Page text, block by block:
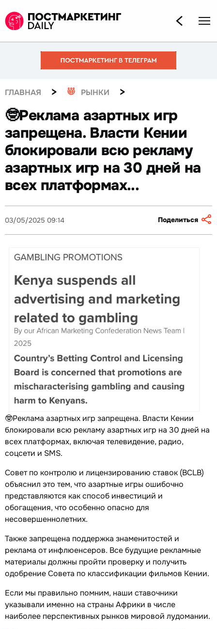
ГЛАВНАЯ > РЫНКИ >
🤓Реклама азартных игр
запрещена. Власти Кении
блокировали всю рекламу
азартных игр на 30 дней на
всех платформах...
03/05/2025 09:14 Поделиться
🤓Реклама азартных игр запрещена. Власти Кении
блокировали всю рекламу азартных игр на 30 дней на
всех платформах, включая телевидение, радио,
соцсети и SMS.
Совет по контролю и лицензированию ставок (BCLB)
объяснил это тем, что азартные игры ошибочно
представляются как способ инвестиций и
обогащения, что особенно опасно для
несовершеннолетних.
Также запрещена поддержка знаменитостей и
реклама от инфлюенсеров. Все будущие рекламные
материалы должны пройти проверку и получить
одобрение Совета по классификации фильмов Кении.
Если мы правильно помним, наши ставочники
указывали именно на страны Африки в числе
наиболее перспективных рынков мировой лудомании.